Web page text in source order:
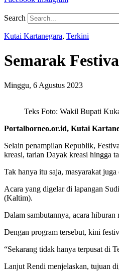
Search
Kutai Kartanegara, Terkini
Semarak
Minggu, 6 Agustus 2023
Teks Foto: Wakil Bupati
Portalborneo.or.id, Kutai
Selain penampilan Republik,
kreasi, tarian Dayak kreasi hingga
Tak hanya itu saja, masyarakat
Acara yang digelar di lapangan
(Kaltim).
Dalam sambutannya, acara
Dengan program tersebut, kini
“Sekarang tidak hanya terpusat di
Lanjut Rendi menjelaskan, tujuan